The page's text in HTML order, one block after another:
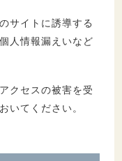
サイトに誘導する
人情報漏えいなど
クセスの被害を受
いてください。